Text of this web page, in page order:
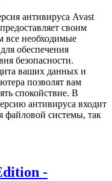
антивируса Avast
своим
все необходимые
обеспечения
безопасности.
ваших данных и
позволят вам
спокойствие. В
антивируса входит
файловой системы, так
-